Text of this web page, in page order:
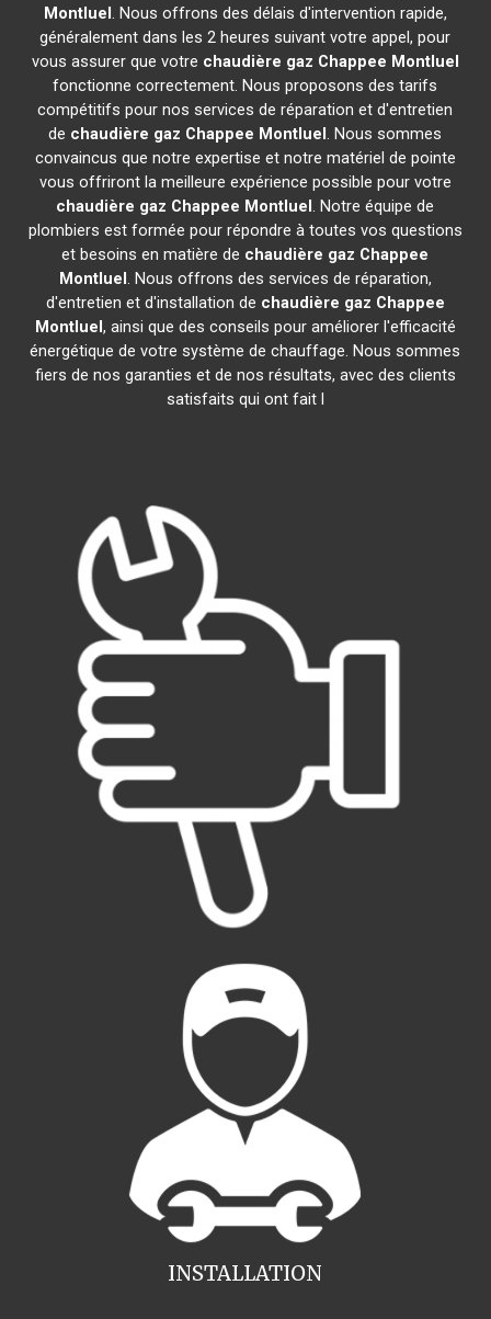
Montluel. Nous offrons des délais d'intervention rapide,
généralement dans les 2 heures suivant votre appel, pour
vous assurer que votre chaudière gaz Chappee Montluel
fonctionne correctement. Nous proposons des tarifs
compétitifs pour nos services de réparation et d'entretien
de chaudière gaz Chappee Montluel. Nous sommes
convaincus que notre expertise et notre matériel de pointe
vous offriront la meilleure expérience possible pour votre
chaudière gaz Chappee Montluel. Notre équipe de
plombiers est formée pour répondre à toutes vos questions
et besoins en matière de chaudière gaz Chappee
Montluel. Nous offrons des services de réparation,
d'entretien et d'installation de chaudière gaz Chappee
Montluel, ainsi que des conseils pour améliorer l'efficacité
énergétique de votre système de chauffage. Nous sommes
fiers de nos garanties et de nos résultats, avec des clients
satisfaits qui ont fait l
INSTALLATION